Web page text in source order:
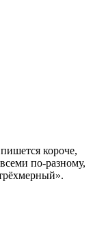
короче,
по-разному,